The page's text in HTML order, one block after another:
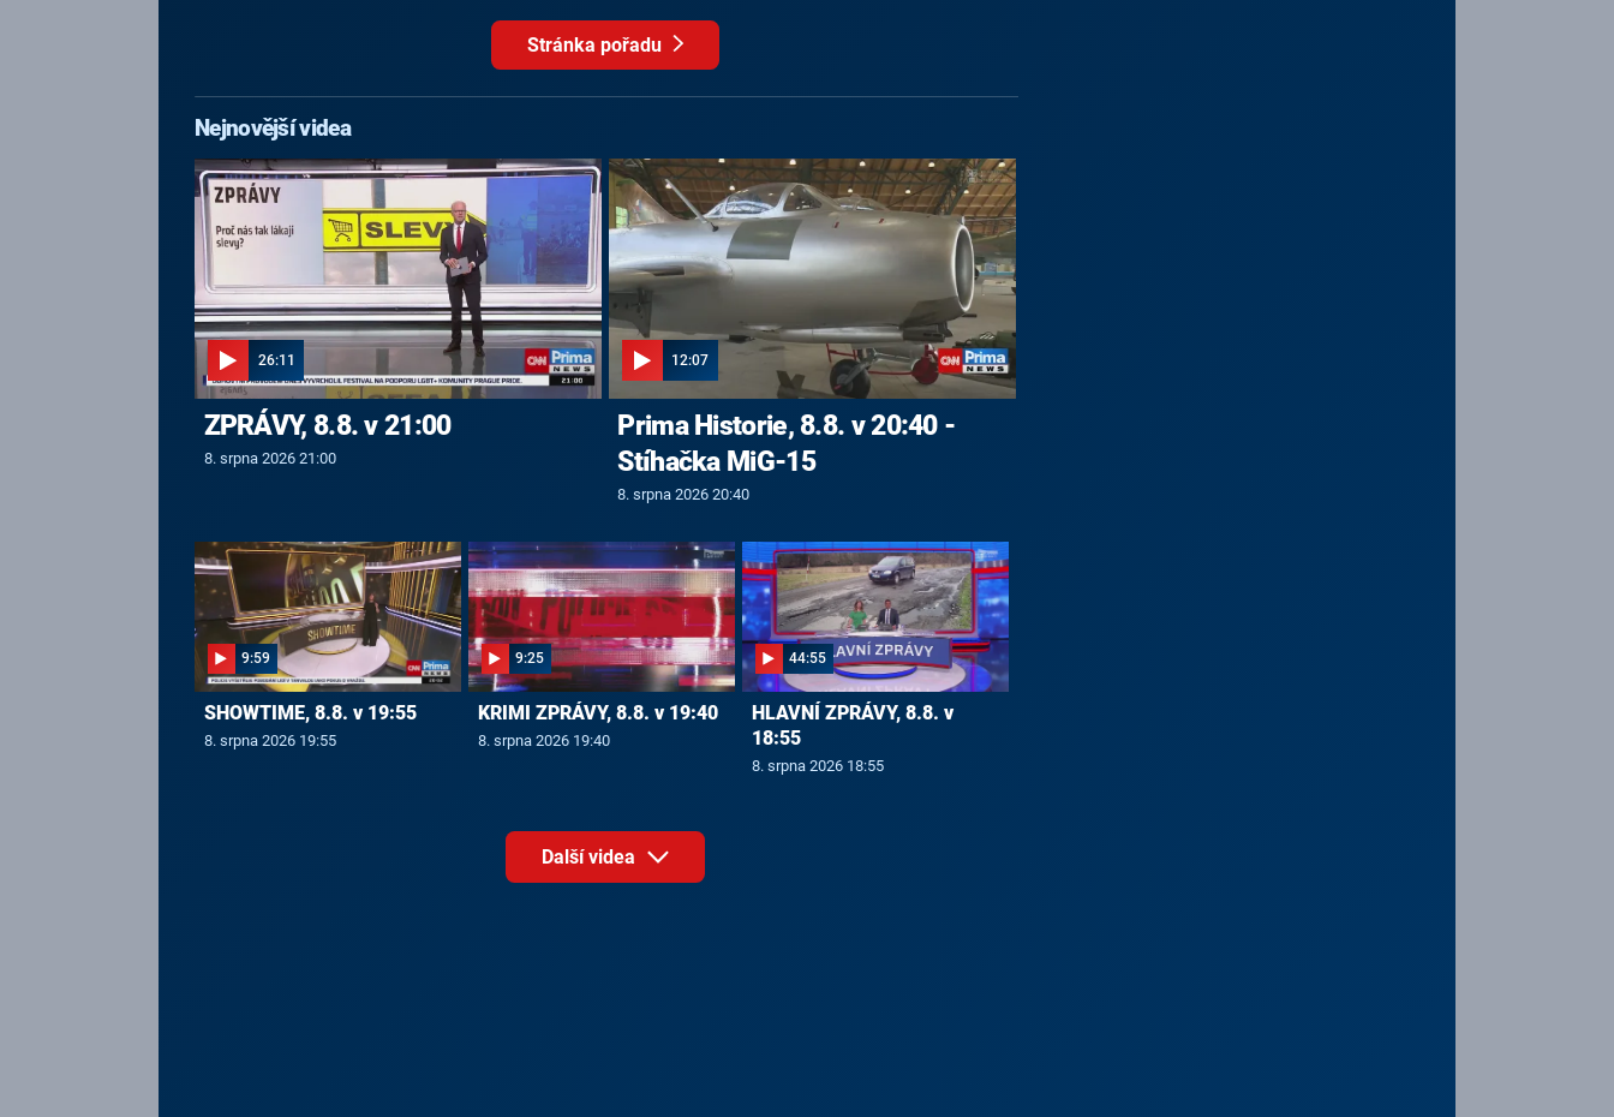
Stránka pořadu
Nejnovější videa
26:11
ZPRÁVY, 8.8. v 21:00
8. srpna 2026 21:00
12:07
Prima Historie, 8.8. v 20:40 -
Stíhačka MiG-15
8. srpna 2026 20:40
9:59
SHOWTIME, 8.8. v 19:55
8. srpna 2026 19:55
9:25
KRIMI ZPRÁVY, 8.8. v 19:40
8. srpna 2026 19:40
44:55
HLAVNÍ ZPRÁVY, 8.8. v
18:55
8. srpna 2026 18:55
Další videa